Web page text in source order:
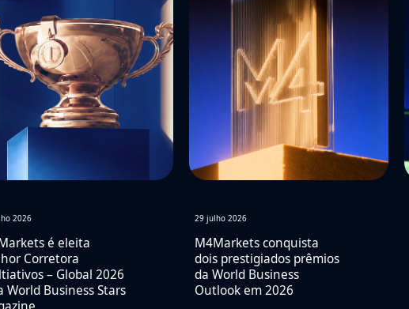
2026
é eleita
Corretora
– Global 2026
World Business Stars
29 julho 2026
M4Markets conquista
dois prestigiados prêmios
da World Business
Outlook em 2026